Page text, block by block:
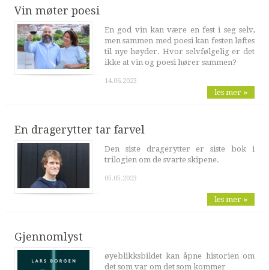
Vin møter poesi
En god vin kan være en fest i seg selv,
men sammen med poesi kan festen løftes
til nye høyder. Hvor selvfølgelig er det
ikke at vin og poesi hører sammen?
14.06.2023
les mer »
En dragerytter tar farvel
Den siste dragerytter er siste bok i
trilogien om de svarte skipene.
05.05.2023
les mer »
Gjennomlyst
øyeblikksbildet kan åpne historien om
det som var om det som kommer